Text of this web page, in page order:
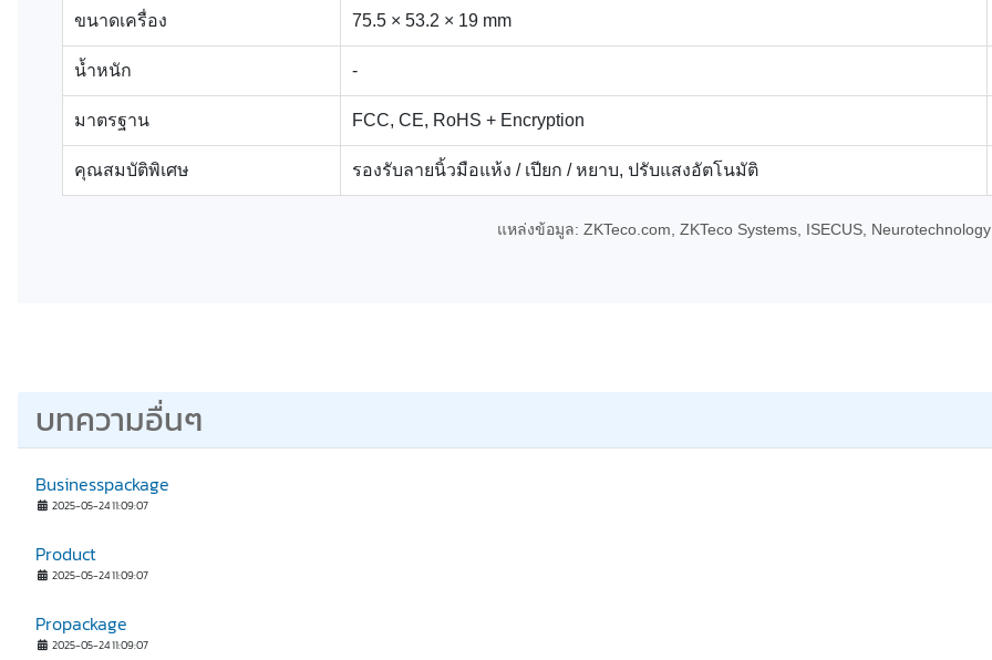
ขนาดเครื่อง 75.5 × 53.2 × 19 mm
น้ำหนัก -
มาตรฐาน FCC, CE, RoHS + Encryption
คุณสมบัติพิเศษ รองรับลายนิ้วมือแห้ง / เปียก / หยาบ, ปรับแสงอัตโนมัติ
แหล่งข้อมูล: ZKTeco.com, ZKTeco Systems, ISECUS, Neurotechnology
บทความอื่นๆ
Businesspackage
2025-05-24 11:09:07
Product
2025-05-24 11:09:07
Propackage
2025-05-24 11:09:07